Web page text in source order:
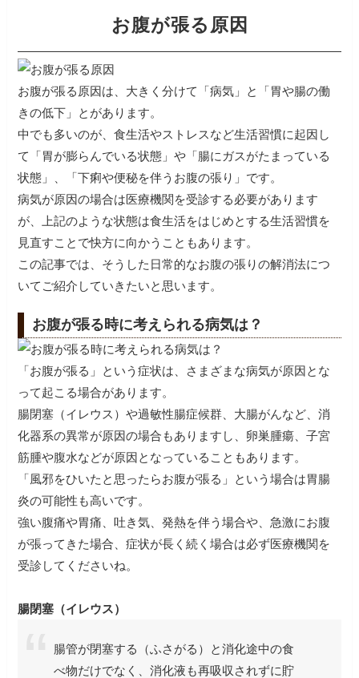
お腹が張る原因
お腹が張る原因は、大きく分けて「病気」と「胃や腸の働
きの低下」とがあります。
中でも多いのが、食生活やストレスなど生活習慣に起因し
て「胃が膨らんでいる状態」や「腸にガスがたまっている
状態」、「下痢や便秘を伴うお腹の張り」です。
病気が原因の場合は医療機関を受診する必要があります
が、上記のような状態は食生活をはじめとする生活習慣を
見直すことで快方に向かうこともあります。
この記事では、そうした日常的なお腹の張りの解消法につ
いてご紹介していきたいと思います。
お腹が張る時に考えられる病気は？
「お腹が張る」という症状は、さまざまな病気が原因とな
って起こる場合があります。
腸閉塞（イレウス）や過敏性腸症候群、大腸がんなど、消
化器系の異常が原因の場合もありますし、卵巣腫瘍、子宮
筋腫や腹水などが原因となっていることもあります。
「風邪をひいたと思ったらお腹が張る」という場合は胃腸
炎の可能性も高いです。
強い腹痛や胃痛、吐き気、発熱を伴う場合や、急激にお腹
が張ってきた場合、症状が長く続く場合は必ず医療機関を
受診してくださいね。
腸閉塞（イレウス）
腸管が閉塞する（ふさがる）と消化途中の食
べ物だけでなく、消化液も再吸収されずに貯